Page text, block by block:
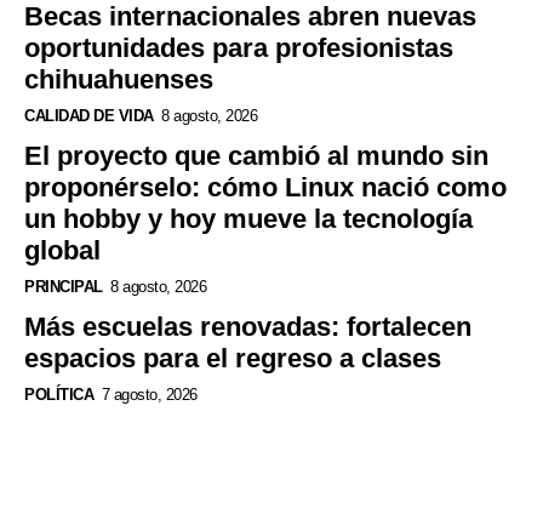
Becas internacionales abren nuevas
oportunidades para profesionistas
chihuahuenses
CALIDAD DE VIDA 8 agosto, 2026
El proyecto que cambió al mundo sin
proponérselo: cómo Linux nació como
un hobby y hoy mueve la tecnología
global
PRINCIPAL 8 agosto, 2026
Más escuelas renovadas: fortalecen
espacios para el regreso a clases
POLÍTICA 7 agosto, 2026